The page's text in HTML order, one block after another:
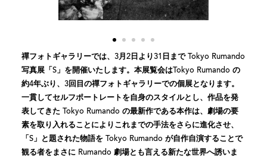
禪フォトギャラリーでは、3月2日より31日まで Tokyo Rumando
写真展「S」を開催いたします。本展覧会はTokyo Rumando の
約4年ぶり、3回目の禪フォトギャラリーでの個展となります。
一貫してセルフポートレートを自身のスタイルとし、作品を発
表してきた Tokyo Rumando の最新作である本作は、劇場の要
素を取り入れることによりこれまでの手法をさらに進化させ、
「S」と題された物語を Tokyo Rumando が自作自演することで
観る者をまさに Rumando 劇場とも言える新たな世界へ誘いま